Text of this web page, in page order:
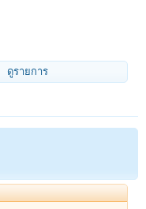
ดูรายการ